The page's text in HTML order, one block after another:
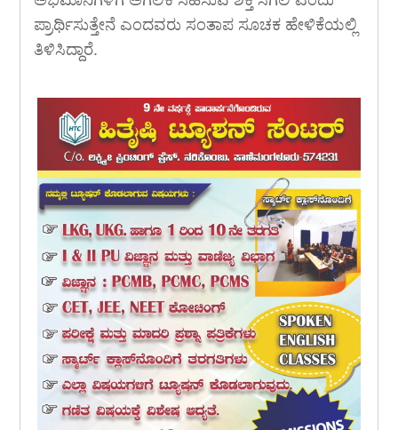
ಪ್ರಾರ್ಥಿಸುತ್ತೇನೆ ಎಂದವರು ಸಂತಾಪ ಸೂಚಕ ಹೇಳಿಕೆಯಲ್ಲಿ
ತಿಳಿಸಿದ್ದಾರೆ.